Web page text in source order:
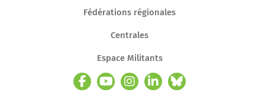
Fédérations régionales
Centrales
Espace Militants